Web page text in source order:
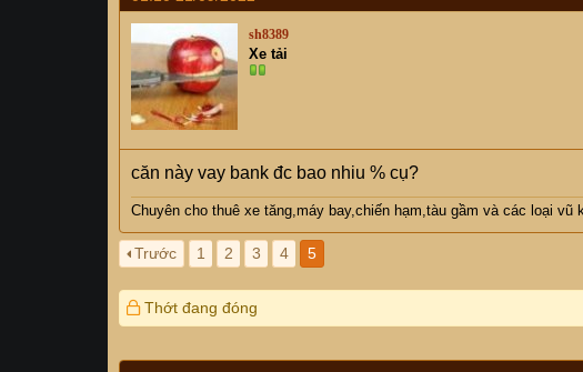
sh8389
Xe tải
căn này vay bank đc bao nhiu % cụ?
Chuyên cho thuê xe tăng,máy bay,chiến hạm,tàu gầm và các loại vũ
Trước 1 2 3 4 5
Thớt đang đóng